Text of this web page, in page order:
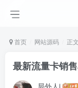
首页 网站源码 正文
最新流量卡销
局外人i